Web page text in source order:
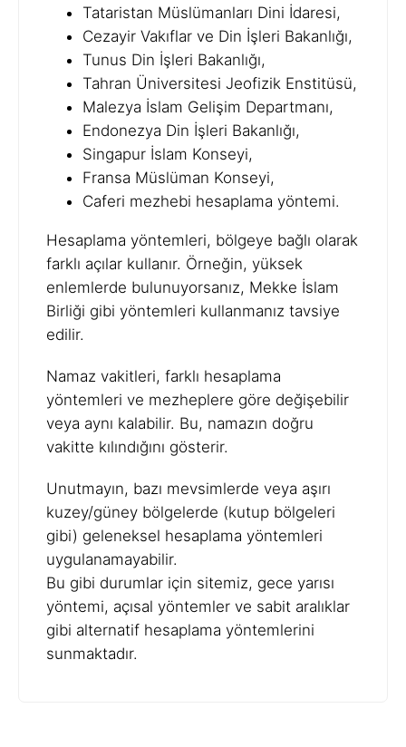
Tataristan Müslümanları Dini İdaresi,
Cezayir Vakıflar ve Din İşleri Bakanlığı,
Tunus Din İşleri Bakanlığı,
Tahran Üniversitesi Jeofizik Enstitüsü,
Malezya İslam Gelişim Departmanı,
Endonezya Din İşleri Bakanlığı,
Singapur İslam Konseyi,
Fransa Müslüman Konseyi,
Caferi mezhebi hesaplama yöntemi.
Hesaplama yöntemleri, bölgeye bağlı olarak
farklı açılar kullanır. Örneğin, yüksek
enlemlerde bulunuyorsanız, Mekke İslam
Birliği gibi yöntemleri kullanmanız tavsiye
edilir.
Namaz vakitleri, farklı hesaplama
yöntemleri ve mezheplere göre değişebilir
veya aynı kalabilir. Bu, namazın doğru
vakitte kılındığını gösterir.
Unutmayın, bazı mevsimlerde veya aşırı
kuzey/güney bölgelerde (kutup bölgeleri
gibi) geleneksel hesaplama yöntemleri
uygulanamayabilir.
Bu gibi durumlar için sitemiz, gece yarısı
yöntemi, açısal yöntemler ve sabit aralıklar
gibi alternatif hesaplama yöntemlerini
sunmaktadır.